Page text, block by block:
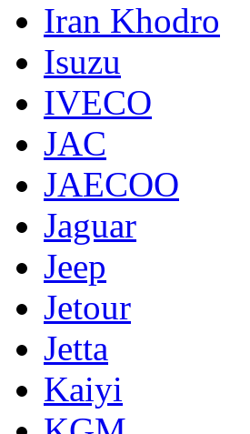
Iran Khodro
Isuzu
IVECO
JAC
JAECOO
Jaguar
Jeep
Jetour
Jetta
Kaiyi